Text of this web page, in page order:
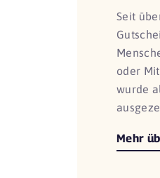
Seit
oder
wurde
Mehr